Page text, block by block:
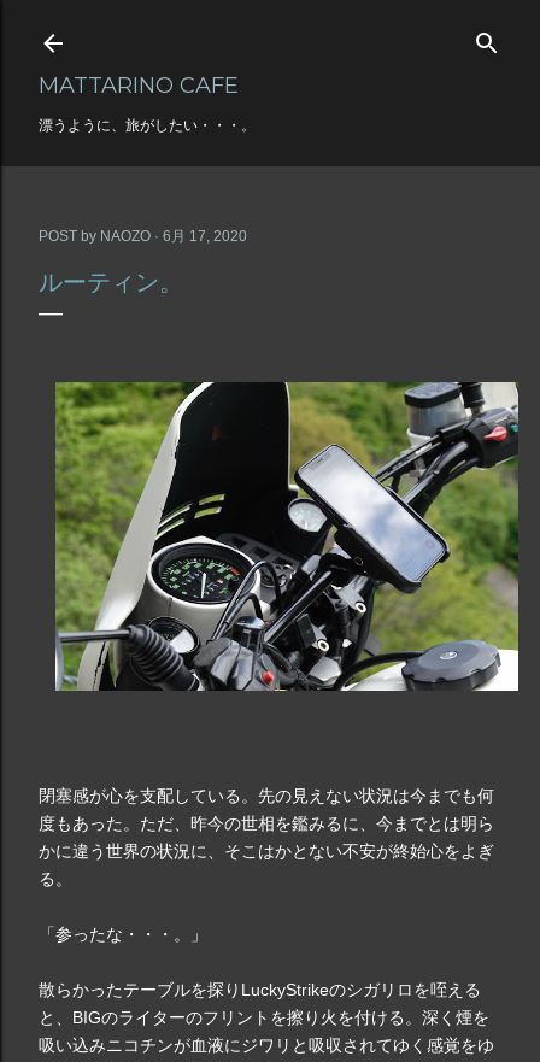
スキップしてメイン コンテンツに移動
MATTARINO CAFE
漂うように、旅がしたい・・・。
POST by NAOZO 6月 17, 2020
ルーティン。
閉塞感が心を支配している。先の見えない状況は今までも何
度もあった。ただ、昨今の世相を鑑みるに、今までとは明ら
かに違う世界の状況に、そこはかとない不安が終始心をよぎ
る。
「参ったな・・・。」
散らかったテーブルを探りLuckyStrikeのシガリロを咥える
と、BIGのライターのフリントを擦り火を付ける。深く煙を
吸い込みニコチンが血液にジワリと吸収されてゆく感覚をゆ